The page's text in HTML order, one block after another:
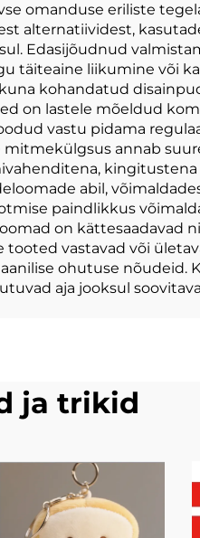
omanduse eriliste
alternatiividest,
Edasijõudnud
täiteaine liikumine või
kohandatud
on lastele mõeldud
vastu pidama
annab
abil,
paindlikkus
on kättesaadavad
vastavad või
ohutuse nõudeid.
aja jooksul
ja trikid